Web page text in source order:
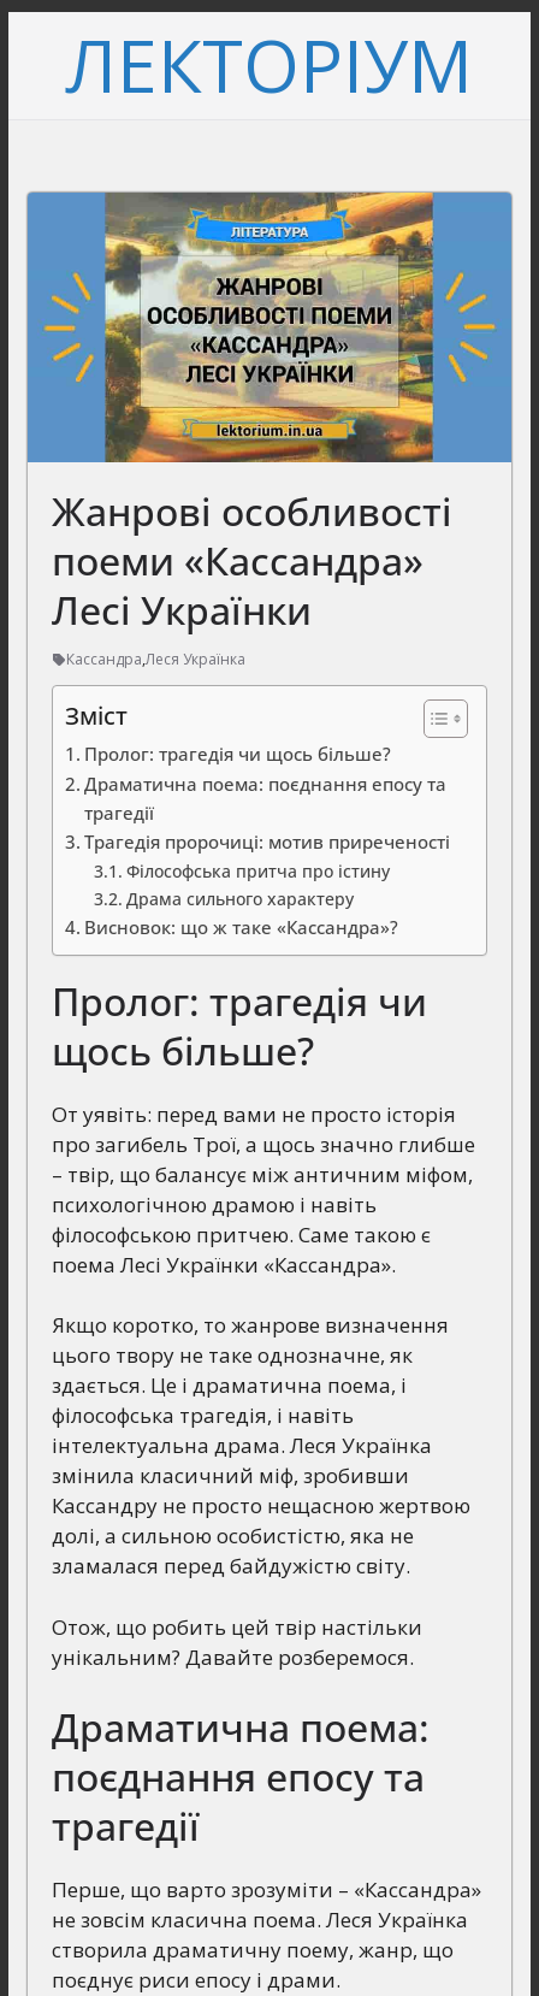
вмістуЛЕКТОРІУМ
Жанрові особливості
поеми «Кассандра»
Лесі Українки
Кассандра,Леся Українка
Зміст
Пролог: трагедія чи щось більше?
Драматична поема: поєднання епосу та
трагедії
Трагедія пророчиці: мотив приреченості
Філософська притча про істину
Драма сильного характеру
Висновок: що ж таке «Кассандра»?
Пролог: трагедія чи
щось більше?
От уявіть: перед вами не просто історія
про загибель Трої, а щось значно глибше
– твір, що балансує між античним міфом,
психологічною драмою і навіть
філософською притчею. Саме такою є
поема Лесі Українки «Кассандра».
Якщо коротко, то жанрове визначення
цього твору не таке однозначне, як
здається. Це і драматична поема, і
філософська трагедія, і навіть
інтелектуальна драма. Леся Українка
змінила класичний міф, зробивши
Кассандру не просто нещасною жертвою
долі, а сильною особистістю, яка не
зламалася перед байдужістю світу.
Отож, що робить цей твір настільки
унікальним? Давайте розберемося.
Драматична поема:
поєднання епосу та
трагедії
Перше, що варто зрозуміти – «Кассандра»
не зовсім класична поема. Леся Українка
створила драматичну поему, жанр, що
поєднує риси епосу і драми.